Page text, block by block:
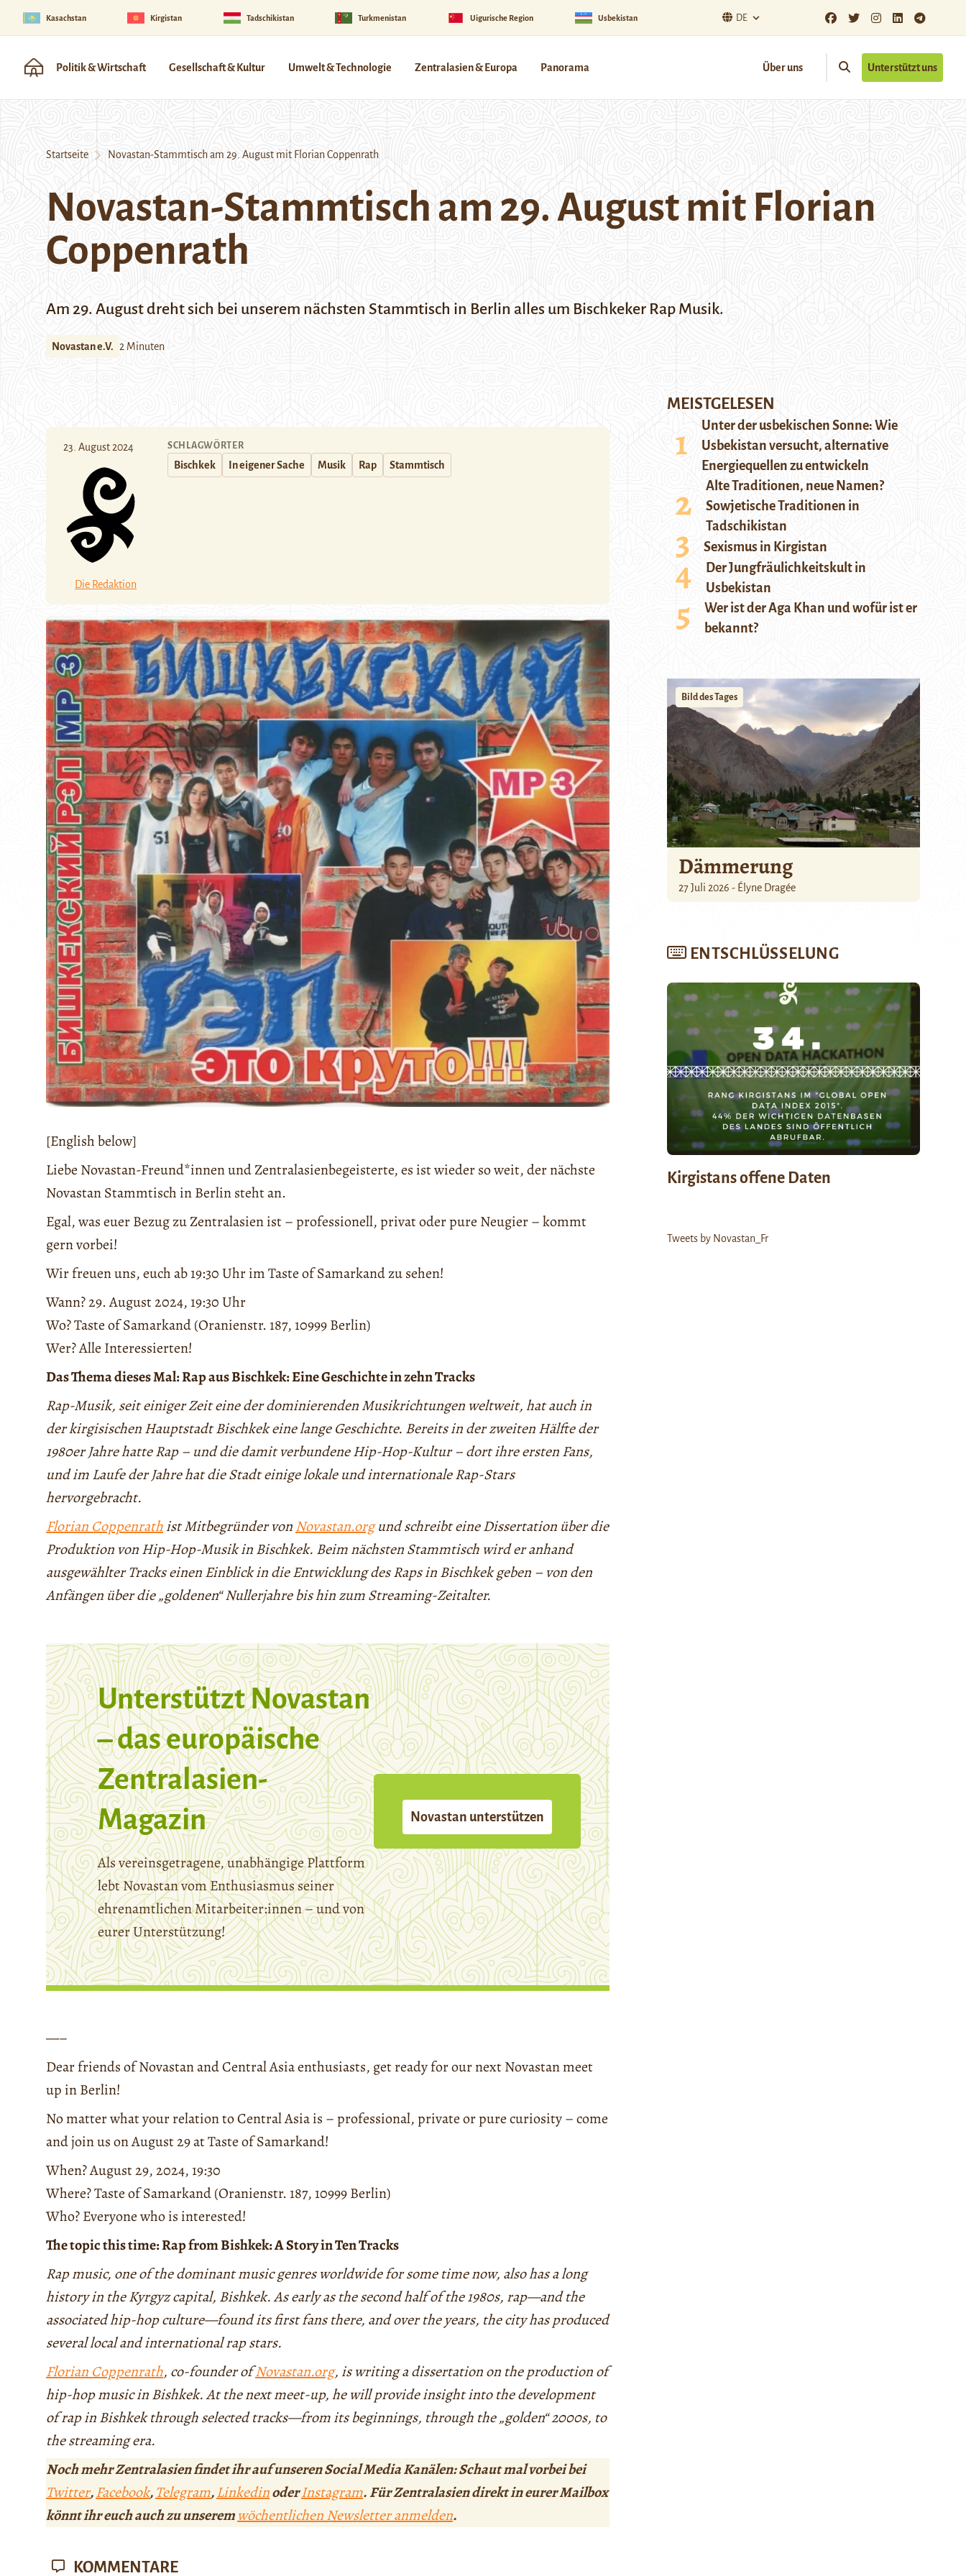
Kasachstan Kirgistan Tadschikistan Turkmenistan Uigurische Region Usbekistan DE
Politik & Wirtschaft Gesellschaft & Kultur Umwelt & Technologie Zentralasien & Europa Panorama Über uns Unterstützt uns
Startseite Novastan-Stammtisch am 29. August mit Florian Coppenrath
Novastan-Stammtisch am 29. August mit Florian
Coppenrath
Am 29. August dreht sich bei unserem nächsten Stammtisch in Berlin alles um Bischkeker Rap Musik.
Novastan e.V. 2 Minuten
23. August 2024
Die Redaktion
SCHLAGWÖRTER
Bischkek In eigener Sache Musik Rap Stammtisch
[English below]
Liebe Novastan-Freund*innen und Zentralasienbegeisterte, es ist wieder so weit, der nächste
Novastan Stammtisch in Berlin steht an.
Egal, was euer Bezug zu Zentralasien ist – professionell, privat oder pure Neugier – kommt
gern vorbei!
Wir freuen uns, euch ab 19:30 Uhr im Taste of Samarkand zu sehen!
Wann? 29. August 2024, 19:30 Uhr
Wo? Taste of Samarkand (Oranienstr. 187, 10999 Berlin)
Wer? Alle Interessierten!
Das Thema dieses Mal: Rap aus Bischkek: Eine Geschichte in zehn Tracks
Rap-Musik, seit einiger Zeit eine der dominierenden Musikrichtungen weltweit, hat auch in
der kirgisischen Hauptstadt Bischkek eine lange Geschichte. Bereits in der zweiten Hälfte der
1980er Jahre hatte Rap – und die damit verbundene Hip-Hop-Kultur – dort ihre ersten Fans,
und im Laufe der Jahre hat die Stadt einige lokale und internationale Rap-Stars
hervorgebracht.
Florian Coppenrathist Mitbegründer vonNovastan.orgund schreibt eine Dissertation über die
Produktion von Hip-Hop-Musik in Bischkek. Beim nächsten Stammtisch wird er anhand
ausgewählter Tracks einen Einblick in die Entwicklung des Raps in Bischkek geben – von den
Anfängen über die „goldenen“ Nullerjahre bis hin zum Streaming-Zeitalter.
Unterstützt Novastan
– das europäische
Zentralasien-
Magazin
Als vereinsgetragene, unabhängige Plattform
lebt Novastan vom Enthusiasmus seiner
ehrenamtlichen Mitarbeiter:innen – und von
eurer Unterstützung!
Novastan unterstützen
—–
Dear friends of Novastan and Central Asia enthusiasts, get ready for our next Novastan meet
up in Berlin!
No matter what your relation to Central Asia is – professional, private or pure curiosity – come
and join us on August 29 at Taste of Samarkand!
When? August 29, 2024, 19:30
Where? Taste of Samarkand (Oranienstr. 187, 10999 Berlin)
Who? Everyone who is interested!
The topic this time: Rap from Bishkek: A Story in Ten Tracks
Rap music, one of the dominant music genres worldwide for some time now, also has a long
history in the Kyrgyz capital, Bishkek. As early as the second half of the 1980s, rap—and the
associated hip-hop culture—found its first fans there, and over the years, the city has produced
several local and international rap stars.
Florian Coppenrath, co-founder ofNovastan.org, is writing a dissertation on the production of
hip-hop music in Bishkek. At the next meet-up, he will provide insight into the development
of rap in Bishkek through selected tracks—from its beginnings, through the „golden“ 2000s, to
the streaming era.
Noch mehr Zentralasien findet ihr auf unseren Social Media Kanälen: Schaut mal vorbei bei
Twitter,Facebook,Telegram,LinkedinoderInstagram. Für Zentralasien direkt in eurer Mailbox
könnt ihr euch auch zu unseremwöchentlichen Newsletter anmelden.
MEISTGELESEN
Unter der usbekischen Sonne: Wie
Usbekistan versucht, alternative
Energiequellen zu entwickeln
Alte Traditionen, neue Namen?
Sowjetische Traditionen in
Tadschikistan
Sexismus in Kirgistan
Der Jungfräulichkeitskult in
Usbekistan
Wer ist der Aga Khan und wofür ist er
bekannt?
Bild des Tages
Dämmerung
27 Juli 2026 - Élyne Dragée
ENTSCHLÜSSELUNG
Kirgistans offene Daten
Tweets by Novastan_Fr
KOMMENTARE